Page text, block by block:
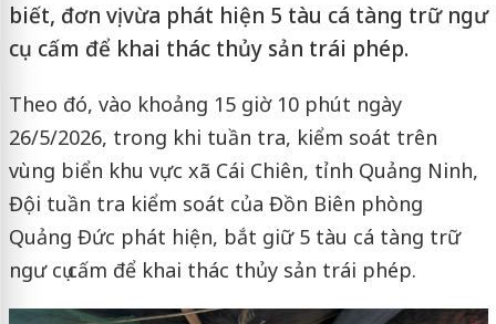
biết, đơn vị vừa phát hiện 5 tàu cá tàng trữ ngư
cụ cấm để khai thác thủy sản trái phép.
Theo đó, vào khoảng 15 giờ 10 phút ngày
26/5/2026, trong khi tuần tra, kiểm soát trên
vùng biển khu vực xã Cái Chiên, tỉnh Quảng Ninh,
Đội tuần tra kiểm soát của Đồn Biên phòng
Quảng Đức phát hiện, bắt giữ 5 tàu cá tàng trữ
ngư cụ cấm để khai thác thủy sản trái phép.